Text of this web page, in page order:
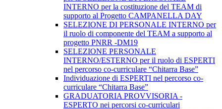
INTERNO per la costituzione del TEAM di
supporto al Progetto CAMPANELLA DAY
SELEZIONE DI PERSONALE INTERNO per
il ruolo di componente del TEAM a supporto al
progetto PNRR -DM19
SELEZIONE PERSONALE
INTERNO/ESTERNO per il ruolo di ESPERTI
nel percorso co-curriculare “Chitarra Base”
Individuazione di ESPERTI nel percorso co-
curriculare “Chitarra Base”
GRADUATORIA PROVVISORIA -
ESPERTO nei percorsi co-curriculari